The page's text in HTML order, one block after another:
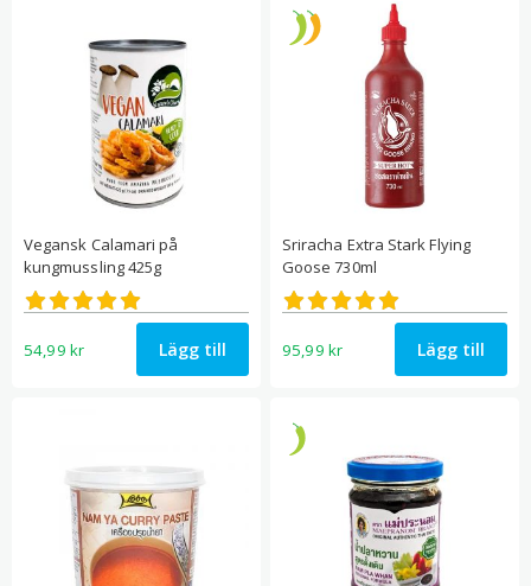
Vegansk Calamari på
kungmussling 425g
Betygsatt
5.00
av 5
54,99 kr Lägg till
Sriracha Extra Stark Flying
Goose 730ml
Betygsatt
5.00
av 5
95,99 kr Lägg till